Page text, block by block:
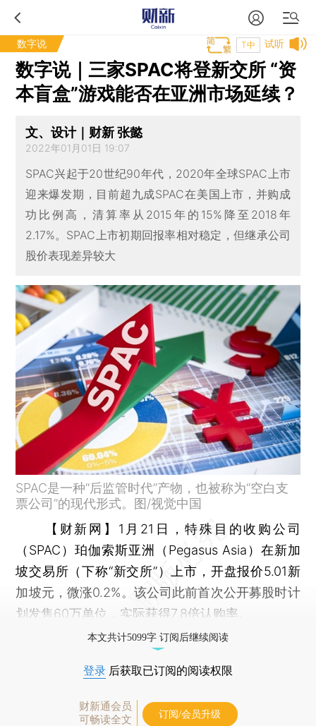
数字说 试听
T中
数字说｜三家SPAC将登新交所 “资
本盲盒”游戏能否在亚洲市场延续？
文、设计｜财新 张懿
2022年01月01日 19:07
SPAC兴起于20世纪90年代，2020年全球SPAC上市
迎来爆发期，目前超九成SPAC在美国上市，并购成
功比例高，清算率从2015年的15%降至2018年
2.17%。SPAC上市初期回报率相对稳定，但继承公司
股价表现差异较大
SPAC是一种“后监管时代”产物，也被称为“空白支
票公司”的现代形式。图/视觉中国
【财新网】 1月21日，特殊目的收购公司
（SPAC）珀伽索斯亚洲（Pegasus Asia）在新加
坡交易所（下称“新交所”）上市，开盘报价5.01新
加坡元，微涨0.2%。该公司此前首次公开募股时计
划发售60万单位，实际获得7.8倍认购率。
本文共计5099字 订阅后继续阅读
登录 后获取已订阅的阅读权限
财新通会员
可畅读全文
订阅/会员升级